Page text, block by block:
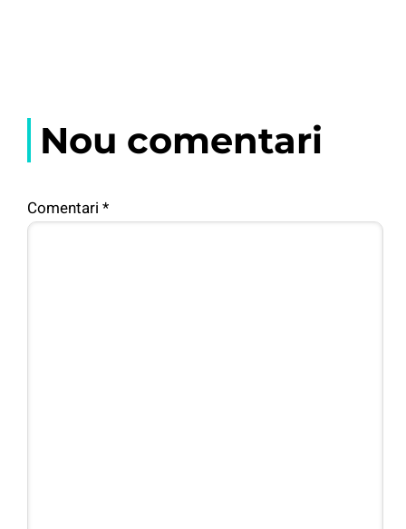
Nou comentari
Comentari *